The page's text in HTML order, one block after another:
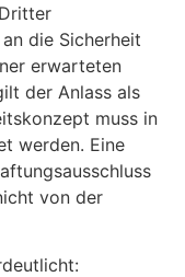
die Sicherheit
erwarteten
der Anlass als
muss in
werden. Eine
von der